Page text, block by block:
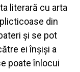
literară cu arta
din
și se pot
ei înșiși a
poate înlocui